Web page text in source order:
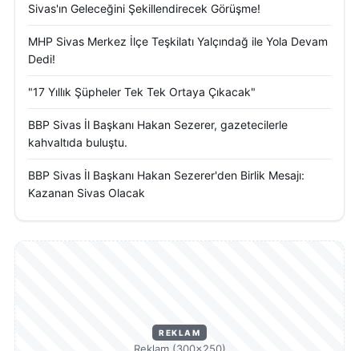
Sivas'ın Geleceğini Şekillendirecek Görüşme!
MHP Sivas Merkez İlçe Teşkilatı Yalçındağ ile Yola Devam
Dedi!
"17 Yıllık Şüpheler Tek Tek Ortaya Çıkacak"
BBP Sivas İl Başkanı Hakan Sezerer, gazetecilerle
kahvaltıda buluştu.
BBP Sivas İl Başkanı Hakan Sezerer'den Birlik Mesajı:
Kazanan Sivas Olacak
REKLAM
Reklam (300×250)